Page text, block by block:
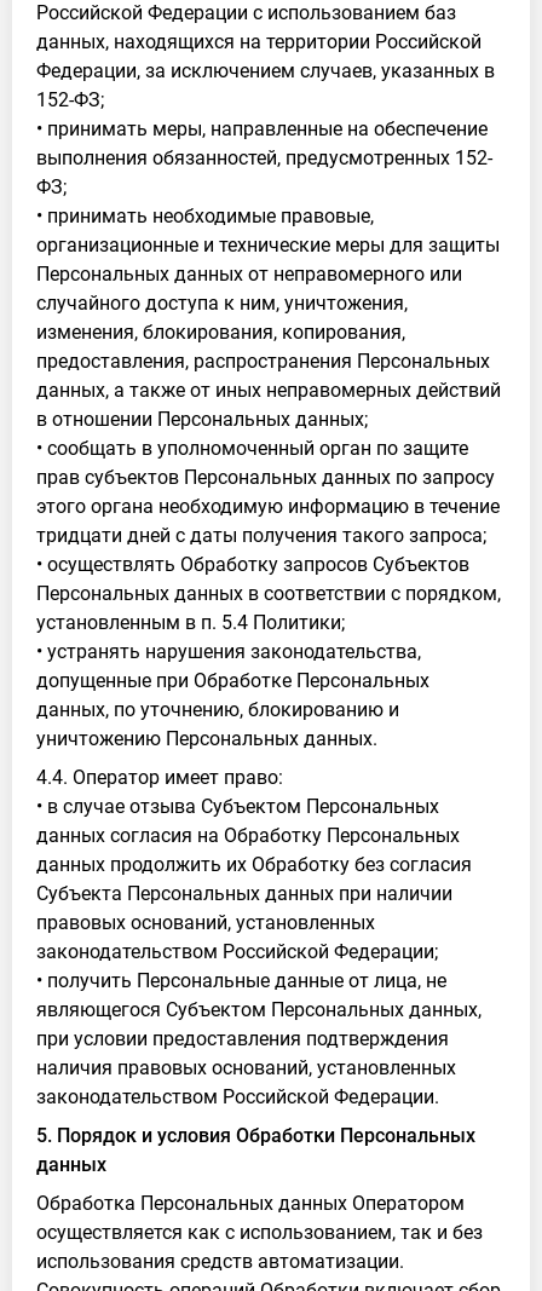
Российской Федерации с использованием баз
данных, находящихся на территории Российской
Федерации, за исключением случаев, указанных в
152-ФЗ;
• принимать меры, направленные на обеспечение
выполнения обязанностей, предусмотренных 152-
ФЗ;
• принимать необходимые правовые,
организационные и технические меры для защиты
Персональных данных от неправомерного или
случайного доступа к ним, уничтожения,
изменения, блокирования, копирования,
предоставления, распространения Персональных
данных, а также от иных неправомерных действий
в отношении Персональных данных;
• сообщать в уполномоченный орган по защите
прав субъектов Персональных данных по запросу
этого органа необходимую информацию в течение
тридцати дней с даты получения такого запроса;
• осуществлять Обработку запросов Субъектов
Персональных данных в соответствии с порядком,
установленным в п. 5.4 Политики;
• устранять нарушения законодательства,
допущенные при Обработке Персональных
данных, по уточнению, блокированию и
уничтожению Персональных данных.
4.4. Оператор имеет право:
• в случае отзыва Субъектом Персональных
данных согласия на Обработку Персональных
данных продолжить их Обработку без согласия
Субъекта Персональных данных при наличии
правовых оснований, установленных
законодательством Российской Федерации;
• получить Персональные данные от лица, не
являющегося Субъектом Персональных данных,
при условии предоставления подтверждения
наличия правовых оснований, установленных
законодательством Российской Федерации.
5. Порядок и условия Обработки Персональных
данных
Обработка Персональных данных Оператором
осуществляется как с использованием, так и без
использования средств автоматизации.